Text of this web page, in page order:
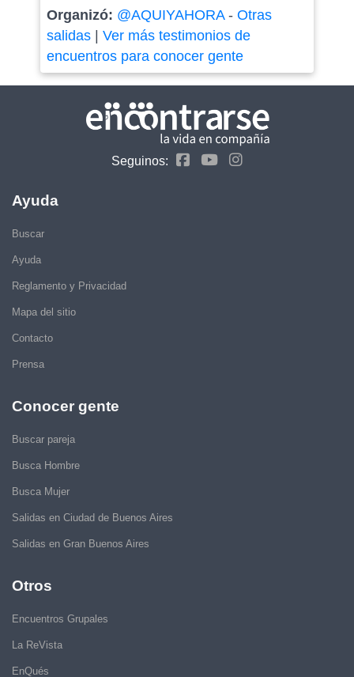
Organizó: @AQUIYAHORA- Otras
salidas| Ver más testimonios de
encuentros para conocer gente
Seguinos:
Ayuda
Buscar
Ayuda
Reglamento y Privacidad
Mapa del sitio
Contacto
Prensa
Conocer gente
Buscar pareja
Busca Hombre
Busca Mujer
Salidas en Ciudad de Buenos Aires
Salidas en Gran Buenos Aires
Otros
Encuentros Grupales
La ReVista
EnQués